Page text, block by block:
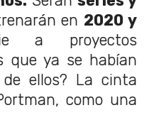
en 2020 y
a proyectos
que ya se habían
ellos? La cinta
como una